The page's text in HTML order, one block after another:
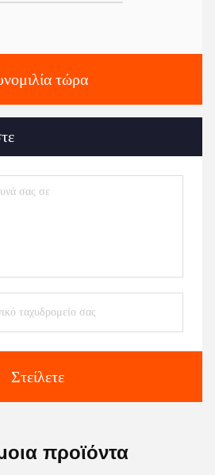
τώρα
Στείλετε
προϊόντα